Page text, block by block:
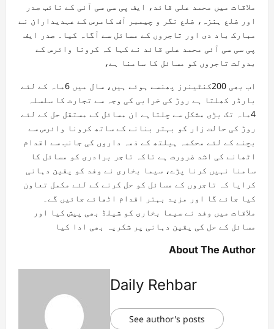
ملاقات میں محمد علی قائد، ایف پی سی سی آئی کے نائب صدر
اور ضلع ہنزہ، ضلع نگر و چیمبر آف کامرس کے عہدیداران نے
مبارک باد دی اور تاجروں کے مسائل سے آگاہ کیا۔ صدر ایف
پی سی سی آئی محمد علی قائد نے کہا کہ کرونا وائرس کے
بدولت تاجروں کو مسائل کا سامنا ہے،
اب بھی 200کنٹینرز پھنسے ہوئے ہیں، سال میں 6ماہ کے لئے
بارڈر کھلتا ہے روڑ کی خرابی کی وجہ سے تجارت کا سلسلہ
4ماہ تک بڑی مشکل سے چلتاہے ان مسائل کے مستقل حل کے لئے
روڑ کی حالت زار کو بہتر بنانے کے ساتھ کرونا وائرس سے
بچنے کے لئے محکمہ ہیلتھ کے ذمہ داروں کی جانب سے اقدام
اٹھانے کی اشد ضرورت ہے تاکہ تاجر برادری کو مسائل کا
سامنا نہیں کرنا پڑے، سیما بخاری نے وفد کو یقین دہانی
کرایا کہ تاجروں کے مسائل کو حل کرنے کے لئے مکمل تعاون
کیا جائے گا اور مزید بہتر اقدام اٹھائے جائیں گے۔
ملاقات میں وفد نے سیما بخاری کو شیلڈ بھی پیش کیا اور
مسائل کے حل کی یقین دہانی پر شکریہ بھی ادا کیا
About The Author
Daily Rehbar
See author's posts